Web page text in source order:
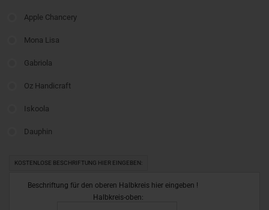
Apple Chancery
Mona Lisa
Gabriola
Oz Handicraft
Iskoola
Dauphin
KOSTENLOSE BESCHRIFTUNG HIER EINGEBEN:
Beschriftung für den oberen Halbkreis hier eingeben !
Halbkreis-oben: